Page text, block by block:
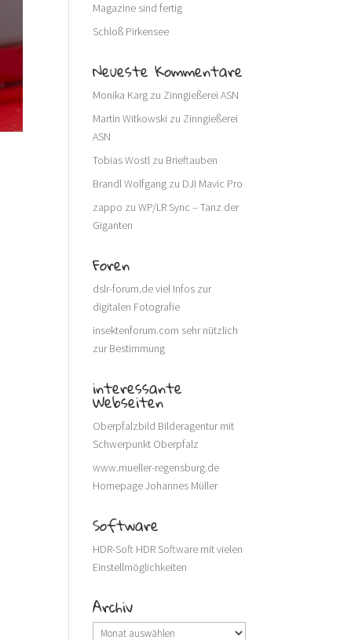
Magazine sind fertig
Schloß Pirkensee
Neueste Kommentare
Monika Karg zu Zinngießerei ASN
Martin Witkowski zu Zinngießerei
ASN
Tobias Wostl zu Brieftauben
Brandl Wolfgang zu DJI Mavic Pro
zappo zuWP/LR Sync – Tanz der
Giganten
Foren
dslr-forum.deviel Infos zur
digitalen Fotografie
insektenforum.com sehr nützlich
zur Bestimmung
interessante
Webseiten
Oberpfalzbild Bilderagentur mit
Schwerpunkt Oberpfalz
www.mueller-regensburg.de
Homepage Johannes Müller
Software
HDR-Soft HDR Software mit vielen
Einstellmöglichkeiten
Archiv
Archiv